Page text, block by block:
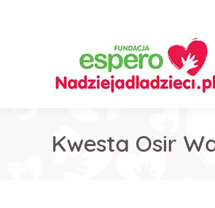
Kwesta Osir